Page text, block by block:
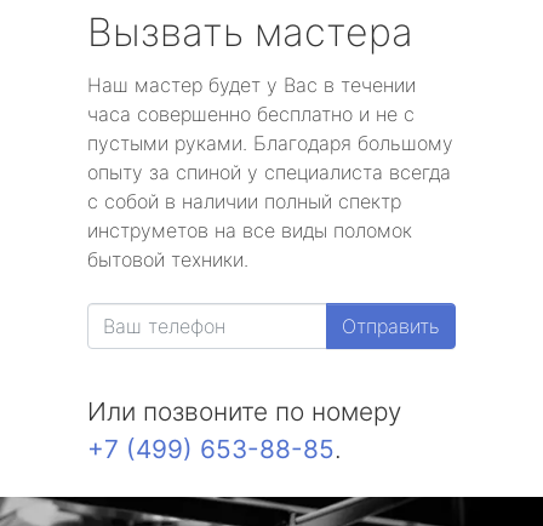
Вызвать мастера
Наш мастер будет у Вас в течении
часа совершенно бесплатно и не с
пустыми руками. Благодаря большому
опыту за спиной у специалиста всегда
с собой в наличии полный спектр
инструметов на все виды поломок
бытовой техники.
Отправить
Или позвоните по номеру
+7 (499) 653-88-85.